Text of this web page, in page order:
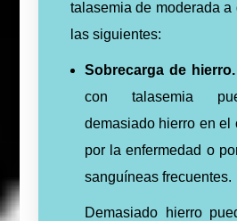
talasemia de moderada a
las siguientes:
Sobrecarga de hierro.
con talasemia
demasiado hierro en el
por la enfermedad o
sanguíneas frecuentes.
Demasiado hierro